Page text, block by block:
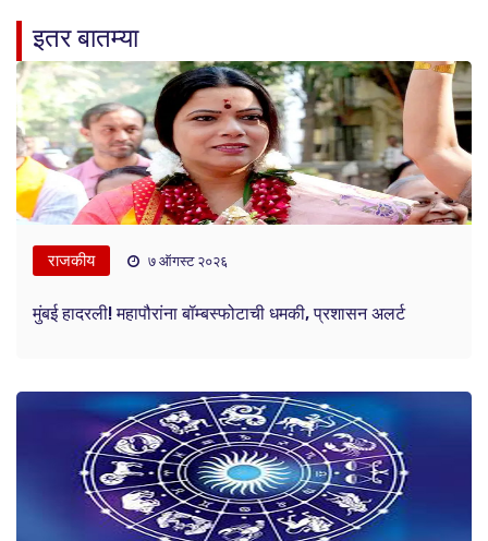
इतर बातम्या
राजकीय ७ ऑगस्ट २०२६
मुंबई हादरली! महापौरांना बॉम्बस्फोटाची धमकी, प्रशासन अलर्ट